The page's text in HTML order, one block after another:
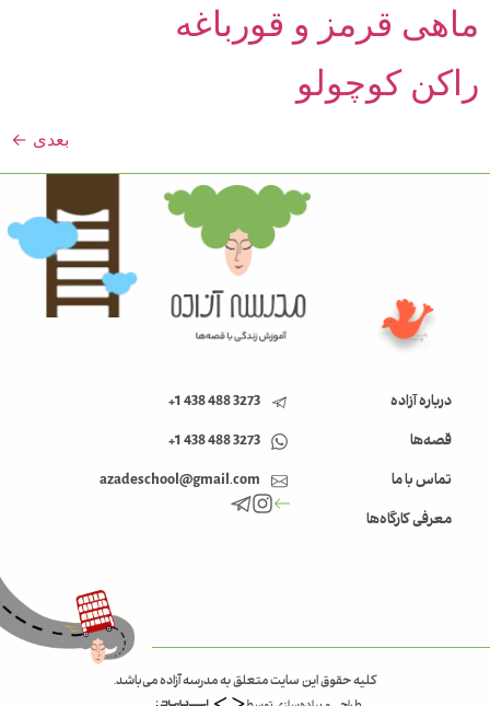
ماهی قرمز و قورباغه
راکن کوچولو
بعدی ←
درباره آزاده
قصه‌ها
تماس با ما
معرفی کارگاه‌ها
3273 488 438 1+
3273 488 438 1+
azadeschool@gmail.com
کلیه حقوق این سایت متعلق به مدرسه آزاده می‌باشد.